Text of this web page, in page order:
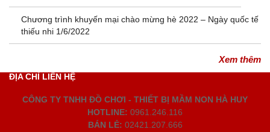
Chương trình khuyến mại chào mừng hè 2022 – Ngày quốc tế
thiếu nhi 1/6/2022
Xem thêm
ĐỊA CHỈ LIÊN HỆ
CÔNG TY TNHH ĐỒ CHƠI - THIẾT BỊ MẦM NON HÀ HUY
HOTLINE: 0961.246.116
BÁN LẺ: 02421.207.666